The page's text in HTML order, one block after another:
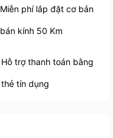
Miễn phí lắp đặt cơ bản
bán kính 50 Km
Hỗ trợ thanh toán bằng
thẻ tín dụng